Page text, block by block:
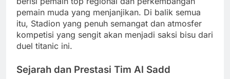
pemain muda yang menjanjikan. Di balik semua
itu, Stadion yang penuh semangat dan atmosfer
kompetisi yang sengit akan menjadi saksi bisu dari
duel titanic ini.
Sejarah dan Prestasi Tim Al Sadd